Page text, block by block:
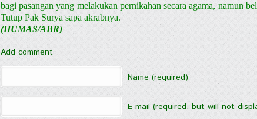
bagi pasangan yang melakukan pernikahan secara agama, namun
Tutup Pak Surya sapa akrabnya.
(HUMAS/ABR)
Add comment
Name (required)
E-mail (required, but will not